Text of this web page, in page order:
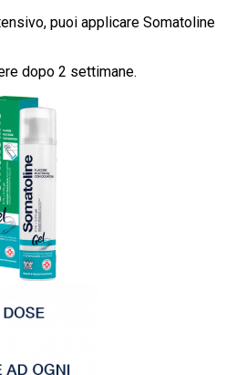
puoi applicare Somatoline
dopo 2 settimane.